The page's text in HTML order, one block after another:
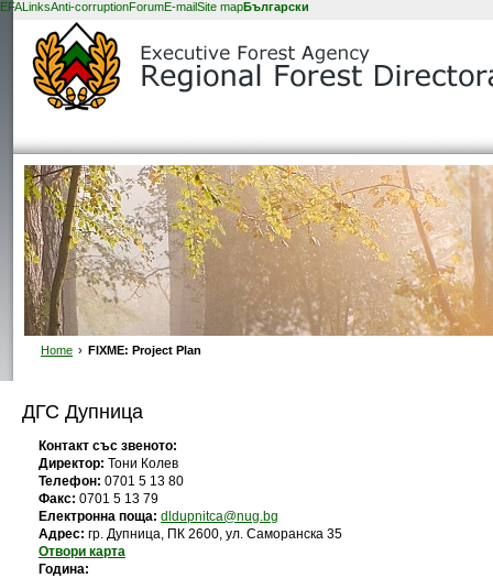
EFALinksAnti-corruptionForumE-mailSite mapБългарски
Home › FIXME: Project Plan
ДГС Дупница
Контакт със звеното:
Директор: Тони Колев
Телефон: 0701 5 13 80
Факс: 0701 5 13 79
Електронна поща: dldupnitca@nug.bg
Адрес: гр. Дупница, ПК 2600, ул. Саморанска 35
Отвори карта
Година: